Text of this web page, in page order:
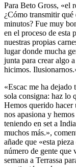
Para Beto Gross, «el
¿Cómo transmitir
minutos? Fue muy
en el proceso de esta
nuestras propias
lugar donde mucha
junta para crear algo
hicimos.
«Escac me ha dejado
sola consigna: haz lo
Hemos querido hacer
nos apasiona y
teniendo en set a
muchos más.»,
añade que «esta
número de gente que
semana a Terrassa